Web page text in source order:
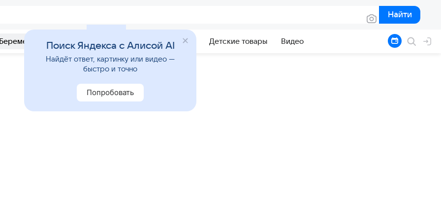
Найти
Найти
Беременность Развитие Почемучка Учебник Детские товары Видео
Поиск Яндекса с Алисой AI
Найдёт ответ, картинку или видео —
быстро и точно
Попробовать